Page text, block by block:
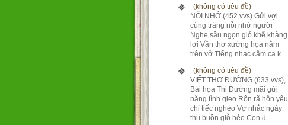
(không có tiêu đề)
NỖI NHỚ (452.vvs) Gửi vợi
cùng trăng nỗi nhớ người
Nghe sầu ngọn gió khẽ khàng
lơi Vần thơ xướng họa nằm
trên vở Tiếng nhạc cầm ca k...
(không có tiêu đề)
VIẾT THƠ ĐƯỜNG (633.vvs),
Bài họa Thi Đường mãi gửi
nặng tình gieo Rộn rã hồn yêu
chỉ tiếc nghèo Vợ nhắc ngày
thu buồn giỗ hẻo Con đ...